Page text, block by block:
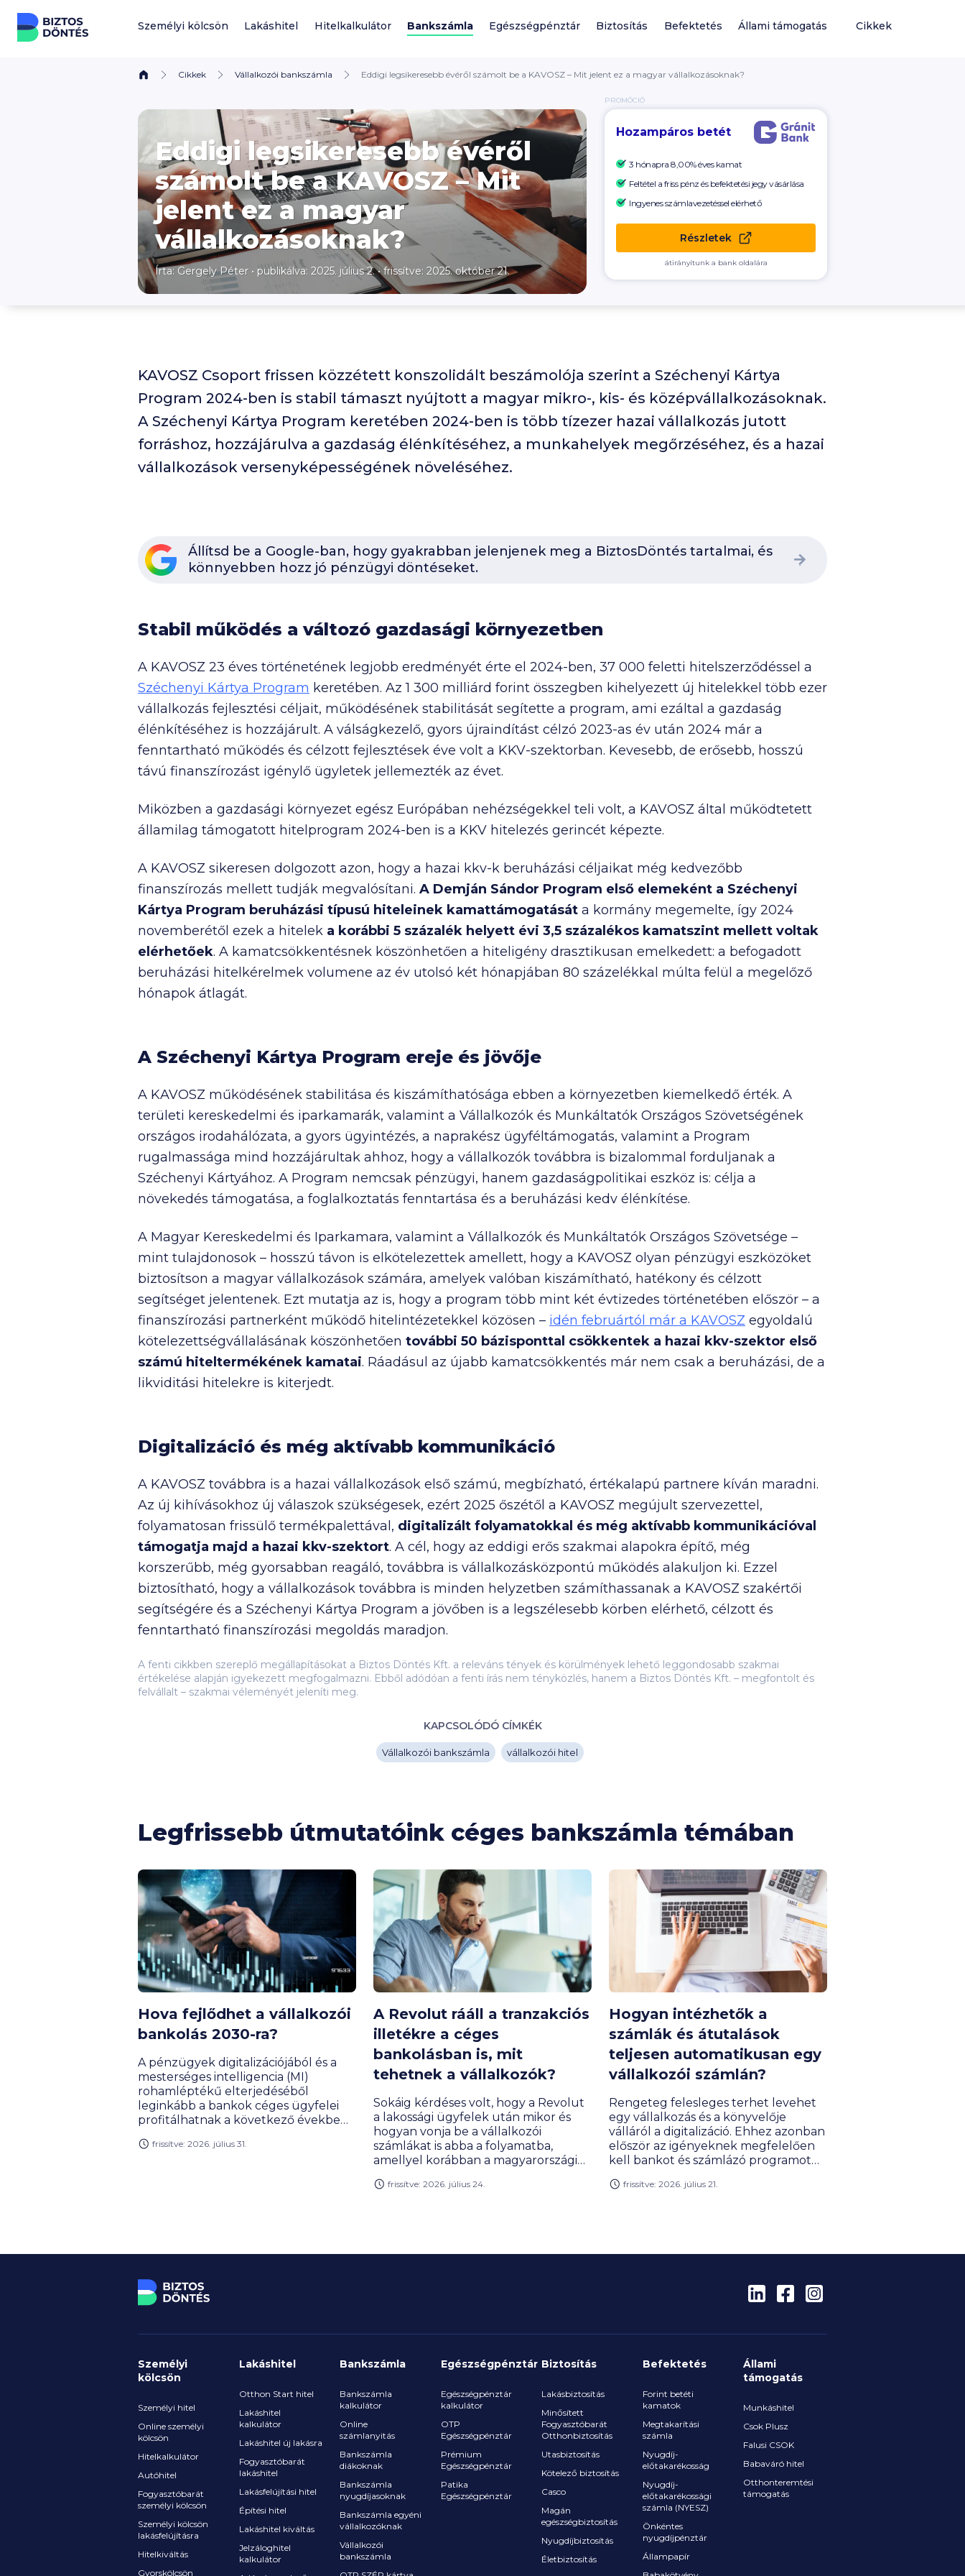
Ugrás a tartalomhoz
Személyi kölcsön Lakáshitel Hitelkalkulátor Bankszámla Egészségpénztár Biztosítás Befektetés Állami támogatás Cikkek
Cikkek Vállalkozói bankszámla Eddigi legsikeresebb évéről számolt be a KAVOSZ – Mit jelent ez a magyar vállalkozásoknak?
Eddigi legsikeresebb évéről
számolt be a KAVOSZ – Mit
jelent ez a magyar
vállalkozásoknak?
Írta: Gergely Péter • publikálva: 2025. július 2.•frissítve: 2025. október 21.
PROMÓCIÓ
Hozampáros betét
3 hónapra 8,00% éves kamat
Feltétel a friss pénz és befektetési jegy vásárlása
Ingyenes számlavezetéssel elérhető
Részletek
átirányítunk a bank oldalára
KAVOSZ Csoport frissen közzétett konszolidált beszámolója szerint a Széchenyi Kártya
Program 2024-ben is stabil támaszt nyújtott a magyar mikro-, kis- és középvállalkozásoknak.
A Széchenyi Kártya Program keretében 2024-ben is több tízezer hazai vállalkozás jutott
forráshoz, hozzájárulva a gazdaság élénkítéséhez, a munkahelyek megőrzéséhez, és a hazai
vállalkozások versenyképességének növeléséhez.
Állítsd be a Google-ban, hogy gyakrabban jelenjenek meg a BiztosDöntés tartalmai, és
könnyebben hozz jó pénzügyi döntéseket.
Stabil működés a változó gazdasági környezetben
A KAVOSZ 23 éves történetének legjobb eredményét érte el 2024-ben, 37 000 feletti hitelszerződéssel a
Széchenyi Kártya Program keretében. Az1 300 milliárd forint összegben kihelyezett új hitelekkel több ezer
vállalkozás fejlesztési céljait, működésének stabilitását segítette a program, ami ezáltal a gazdaság
élénkítéséhez is hozzájárult. A válságkezelő, gyors újraindítást célzó 2023-as év után 2024 már a
fenntartható működés és célzott fejlesztések éve volt a KKV-szektorban. Kevesebb, de erősebb, hosszú
távú finanszírozást igénylő ügyletek jellemezték az évet.
Miközben a gazdasági környezet egész Európában nehézségekkel teli volt, a KAVOSZ által működtetett
államilag támogatott hitelprogram 2024-ben is a KKV hitelezés gerincét képezte.
A KAVOSZ sikeresen dolgozott azon, hogy a hazai kkv-k beruházási céljaikat még kedvezőbb
finanszírozás mellett tudják megvalósítani. A Demján Sándor Program első elemeként a Széchenyi
Kártya Program beruházási típusú hiteleinek kamattámogatását a kormány megemelte, így 2024
novemberétől ezek a hitelek a korábbi 5 százalék helyett évi 3,5 százalékos kamatszint mellett voltak
elérhetőek. A kamatcsökkentésnek köszönhetően a hiteligény drasztikusan emelkedett: a befogadott
beruházási hitelkérelmek volumene az év utolsó két hónapjában 80 százelékkal múlta felül a megelőző
hónapok átlagát.
A Széchenyi Kártya Program ereje és jövője
A KAVOSZ működésének stabilitása és kiszámíthatósága ebben a környezetben kiemelkedő érték. A
területi kereskedelmi és iparkamarák, valamint a Vállalkozók és Munkáltatók Országos Szövetségének
országos irodahálózata, a gyors ügyintézés, a naprakész ügyféltámogatás, valamint a Program
rugalmassága mind hozzájárultak ahhoz, hogy a vállalkozók továbbra is bizalommal forduljanak a
Széchenyi Kártyához. A Program nemcsak pénzügyi, hanem gazdaságpolitikai eszköz is: célja a
növekedés támogatása, a foglalkoztatás fenntartása és a beruházási kedv élénkítése.
A Magyar Kereskedelmi és Iparkamara, valamint a Vállalkozók és Munkáltatók Országos Szövetsége –
mint tulajdonosok – hosszú távon is elkötelezettek amellett, hogy a KAVOSZ olyan pénzügyi eszközöket
biztosítson a magyar vállalkozások számára, amelyek valóban kiszámítható, hatékony és célzott
segítséget jelentenek. Ezt mutatja az is, hogy a program több mint két évtizedes történetében először – a
finanszírozási partnerként működő hitelintézetekkel közösen – idén februártól már a KAVOSZ egyoldalú
kötelezettségvállalásának köszönhetően további 50 bázisponttal csökkentek a hazai kkv-szektor első
számú hiteltermékének kamatai. Ráadásul az újabb kamatcsökkentés már nem csak a beruházási, de a
likviditási hitelekre is kiterjedt.
Digitalizáció és még aktívabb kommunikáció
A KAVOSZ továbbra is a hazai vállalkozások első számú, megbízható, értékalapú partnere kíván maradni.
Az új kihívásokhoz új válaszok szükségesek, ezért 2025 őszétől a KAVOSZ megújult szervezettel,
folyamatosan frissülő termékpalettával, digitalizált folyamatokkal és még aktívabb kommunikációval
támogatja majd a hazai kkv-szektort. A cél, hogy az eddigi erős szakmai alapokra építő, még
korszerűbb, még gyorsabban reagáló, továbbra is vállalkozásközpontú működés alakuljon ki. Ezzel
biztosítható, hogy a vállalkozások továbbra is minden helyzetben számíthassanak a KAVOSZ szakértői
segítségére és a Széchenyi Kártya Program a jövőben is a legszélesebb körben elérhető, célzott és
fenntartható finanszírozási megoldás maradjon.
A fenti cikkben szereplő megállapításokat a Biztos Döntés Kft. a releváns tények és körülmények lehető leggondosabb szakmai
értékelése alapján igyekezett megfogalmazni. Ebből adódóan a fenti írás nem tényközlés, hanem a Biztos Döntés Kft. – megfontolt és
felvállalt – szakmai véleményét jeleníti meg.
KAPCSOLÓDÓ CÍMKÉK
Vállalkozói bankszámla vállalkozói hitel
Legfrissebb útmutatóink céges bankszámla témában
Hova fejlődhet a vállalkozói
bankolás 2030-ra?
A pénzügyek digitalizációjából és a
mesterséges intelligencia (MI)
rohamléptékű elterjedéséből
leginkább a bankok céges ügyfelei
profitálhatnak a következő években.
adminisztrációt megkönnyítő
frissítve: 2026. július 31.
A Revolut rááll a tranzakciós
illetékre a céges
bankolásban is, mit
tehetnek a vállalkozók?
Sokáig kérdéses volt, hogy a Revolut
a lakossági ügyfelek után mikor és
hogyan vonja be a vállalkozói
számlákat is abba a folyamatba,
amellyel korábban a magyarországi
ügyfeleket. Most kiderült: a Revolut
frissítve: 2026. július 24.
Hogyan intézhetők a
számlák és átutalások
teljesen automatikusan egy
vállalkozói számlán?
Rengeteg felesleges terhet levehet
egy vállalkozás és a könyvelője
válláról a digitalizáció. Ehhez azonban
először az igényeknek megfelelően
kell bankot és számlázó programot
az online számlázó rendszerek
frissítve: 2026. július 21.
Személyi
kölcsön
Személyi hitel
Online személyi
kölcsön
Hitelkalkulátor
Autóhitel
Fogyasztóbarát
személyi kölcsön
Személyi kölcsön
lakásfelújításra
Hitelkiváltás
Gyorskölcsön
Lakáshitel
Otthon Start hitel
Lakáshitel
kalkulátor
Lakáshitel új lakásra
Fogyasztóbarát
lakáshitel
Lakásfelújítási hitel
Építési hitel
Lakáshitel kiváltás
Jelzáloghitel
kalkulátor
Bankszámla
Bankszámla
kalkulátor
Online
számlanyitás
Bankszámla
diákoknak
Bankszámla
nyugdíjasoknak
Bankszámla egyéni
vállalkozóknak
Vállalkozói
bankszámla
Egészségpénztár
Egészségpénztár
kalkulátor
OTP
Egészségpénztár
Prémium
Egészségpénztár
Patika
Egészségpénztár
Biztosítás
Lakásbiztosítás
Minősített
Fogyasztóbarát
Otthonbiztosítás
Utasbiztosítás
Kötelező biztosítás
Casco
Magán
egészségbiztosítás
Nyugdíjbiztosítás
Életbiztosítás
Befektetés
Forint betéti
kamatok
Megtakarítási
számla
Nyugdíj-
előtakarékosság
Nyugdíj-
előtakarékossági
számla (NYESZ)
Önkéntes
nyugdíjpénztár
Állampapír
Állami
támogatás
Munkáshitel
Csok Plusz
Falusi CSOK
Babaváró hitel
Otthonteremtési
támogatás